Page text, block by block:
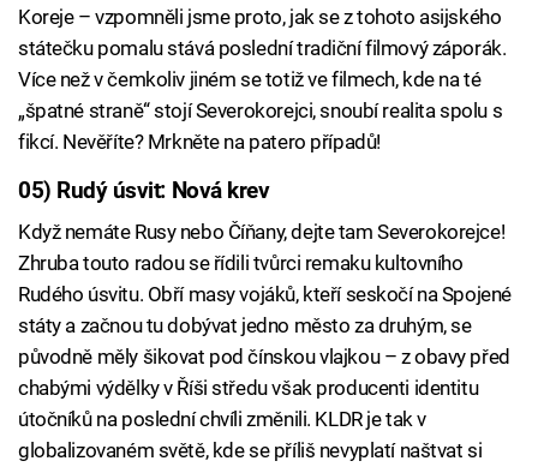
Koreje – vzpomněli jsme proto, jak se z tohoto asijského
státečku pomalu stává poslední tradiční filmový záporák.
Více než v čemkoliv jiném se totiž ve filmech, kde na té
„špatné straně“ stojí Severokorejci, snoubí realita spolu s
fikcí. Nevěříte? Mrkněte na patero případů!
05) Rudý úsvit: Nová krev
Když nemáte Rusy nebo Číňany, dejte tam Severokorejce!
Zhruba touto radou se řídili tvůrci remaku kultovního
Rudého úsvitu. Obří masy vojáků, kteří seskočí na Spojené
státy a začnou tu dobývat jedno město za druhým, se
původně měly šikovat pod čínskou vlajkou – z obavy před
chabými výdělky v Říši středu však producenti identitu
útočníků na poslední chvíli změnili. KLDR je tak v
globalizovaném světě, kde se příliš nevyplatí naštvat si